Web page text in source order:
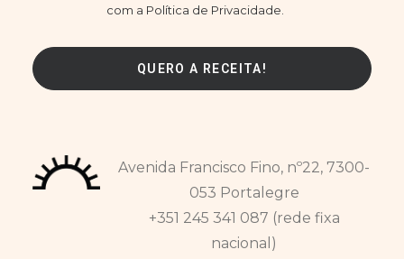
com a Política de Privacidade.
Avenida Francisco Fino, nº22, 7300-
053 Portalegre
+351 245 341 087 (rede fixa
nacional)